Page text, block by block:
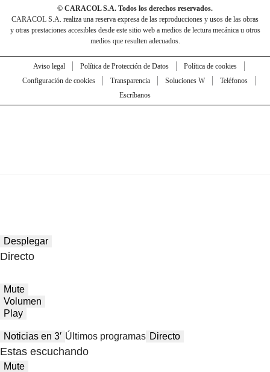
© CARACOL S.A. Todos los derechos reservados.
CARACOL S.A. realiza una reserva expresa de las reproducciones y usos de las obras
y otras prestaciones accesibles desde este sitio web a medios de lectura mecánica u otros
medios que resulten adecuados.
Aviso legal Política de Protección de Datos
Política de cookies
Configuración de cookies
Transparencia Soluciones W
Teléfonos
Escríbanos
Desplegar
Directo
Mute
Volumen
Play
Noticias en 3′ Últimos programas Directo
Estas escuchando
Mute